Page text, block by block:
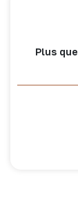
Plus que